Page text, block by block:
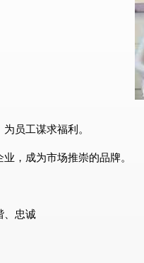
员工谋求福利。
，成为市场推崇的品牌。
、忠诚